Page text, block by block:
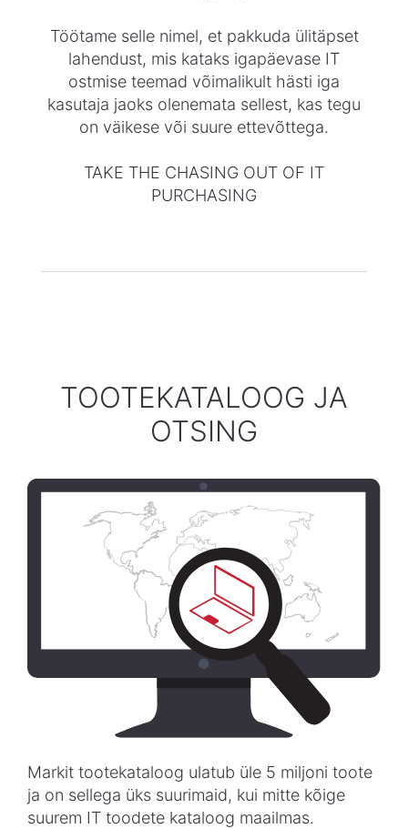
Töötame selle nimel, et pakkuda ülitäpset
lahendust, mis kataks igapäevase IT
ostmise teemad võimalikult hästi iga
kasutaja jaoks olenemata sellest, kas tegu
on väikese või suure ettevõttega.
TAKE THE CHASING OUT OF IT
PURCHASING
TOOTEKATALOOG JA
OTSING
Markit tootekataloog ulatub üle 5 miljoni toote
ja on sellega üks suurimaid, kui mitte kõige
suurem IT toodete kataloog maailmas.